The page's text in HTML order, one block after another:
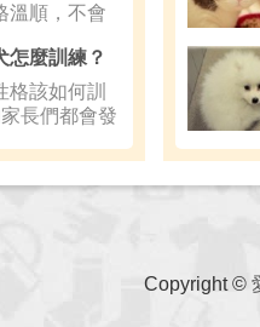
溫順，不會
怎麼訓練？
該如何訓
長們都會發
Copyright ©